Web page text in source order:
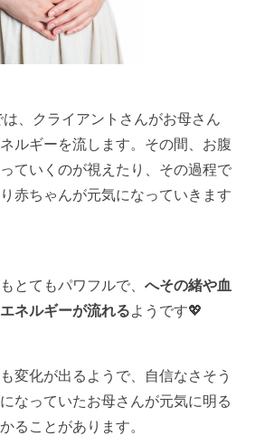
は、クライアントさんがお母さん
ルギーを流します。その間、お腹
ていくのが視えたり、その過程で
赤ちゃんが元気になっていきます
とてもパワフルで、へその緒や血
ネルギーが流れるようです💖
変化が出るようで、自信なさそう
なっていたお母さんが元気に明る
ることがあります。